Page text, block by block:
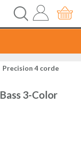
Precision 4 corde
3-Color